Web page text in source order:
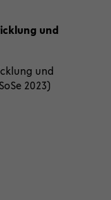
und
und
2023)